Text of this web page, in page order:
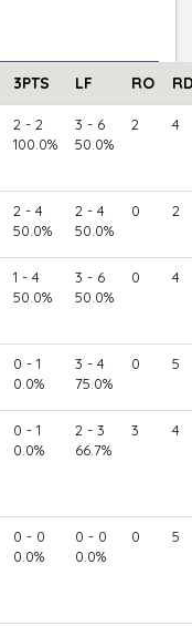
3PTS LF RO
2 - 2
100.0%
3 - 6
50.0%
2 4
2 - 4
50.0%
2 - 4
50.0%
0 2
1 - 4
50.0%
3 - 6
50.0%
0 4
0 - 1
0.0%
3 - 4
75.0%
0 5
0 - 1
0.0%
2 - 3
66.7%
3 4
0 - 0
0.0%
0 - 0
0.0%
0 5